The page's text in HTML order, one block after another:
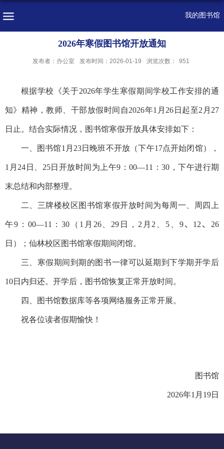
我的图书馆
2026年寒假图书馆开放通知
发布者：办公室 发布时间：2026-01-19 浏览次数： 951
根据学校《关于2026年学生寒假期间学校工作安排的通
知》精神，教师、干部放假时间自2026年1 月 26 日起至2 月 27
日止。结合实际情况，图书馆寒假开放具体安排如下：
一、图书馆1 月 23日晚班不开放（下午17点开始闭馆），
1 月 24 日、 25日开放时间为上午9 ： 00—11 ： 30 ，下午进行期
末总结和内部整理。
二、三牌楼校区图书馆寒假开放时间为每周一、周四上
午9： 00—11 ：30 （ 1 月 26、 29 日， 2 月 2 5 9、 12 、 26
日）；仙林校区图书馆寒假期间闭馆。
三、寒假期间到期的图书一律可以延期到下学期开学后
10日内归还。开学后，图书馆恢复正常开放时间。
四、图书馆数据库等各项网络服务正常开展。
祝各位读者假期愉快！
图书馆
2026年1 月 19日